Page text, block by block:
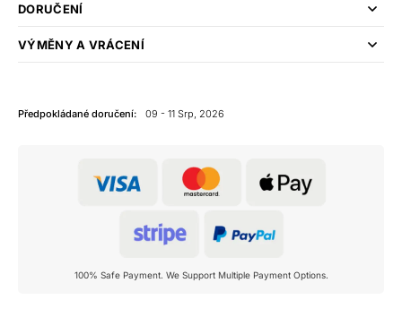
DORUČENÍ
VÝMĚNY A VRÁCENÍ
Předpokládané doručení: 09 - 11 Srp, 2026
100% Safe Payment. We Support Multiple Payment Options.